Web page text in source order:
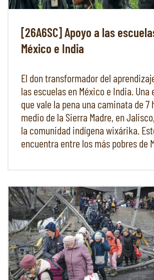
[26A6SC] Apoyo a las
México e India
El don transformador del
las escuelas en México e India. Una
que vale la pena una caminata de 7
medio de la Sierra Madre, en
la comunidad indígena wixárika.
encuentra entre los más pobres de